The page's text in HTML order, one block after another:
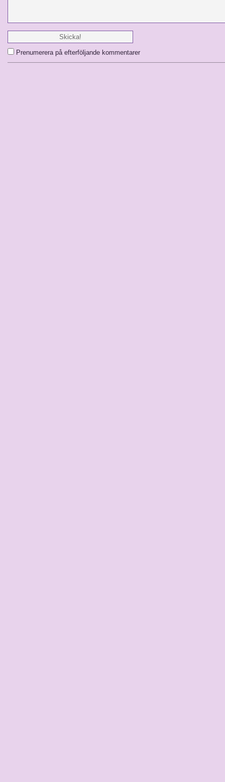
Prenumerera på efterföljande kommentarer